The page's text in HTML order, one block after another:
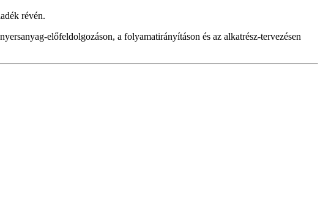
révén.
előfeldolgozáson, a folyamatirányításon és az alkatrész-tervezésen